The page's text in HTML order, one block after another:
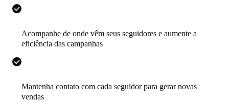
Acompanhe de onde vêm seus seguidores e aumente a
eficiência das campanhas
Mantenha contato com cada seguidor para gerar novas
vendas